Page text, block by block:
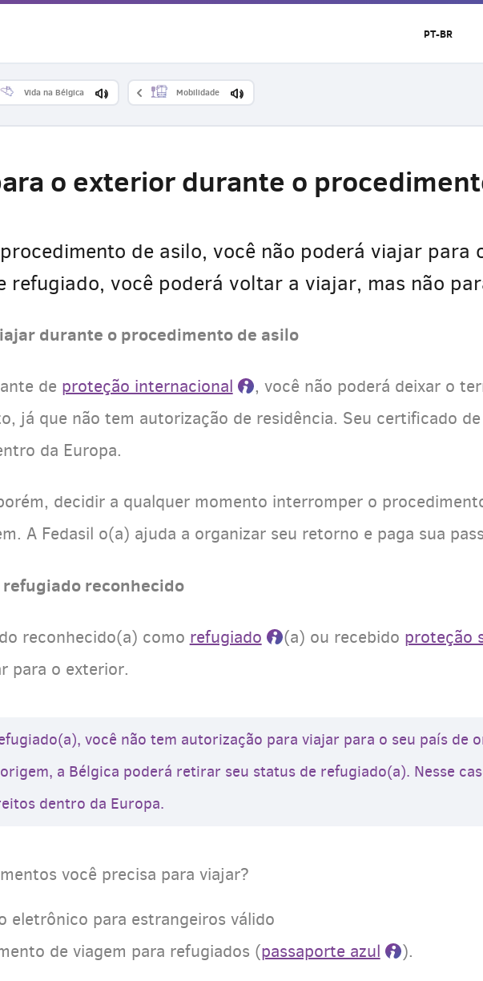
Vida na Bélgica Mobilidade
o exterior durante o
de asilo, você não poderá viajar para
refugiado, você poderá voltar a viajar, mas não
durante o procedimento de asilo
de proteção internacional
, você não poderá deixar o
já que não tem autorização de residência. Seu certificado
da Europa.
decidir a qualquer momento interromper o
A Fedasil o(a) ajuda a organizar seu retorno e paga sua
reconhecido
reconhecido(a) como refugiado (a) ou recebido proteção
para o exterior.
você não tem autorização para viajar para o seu país de
a Bélgica poderá retirar seu status de refugiado(a). Nesse
dentro da Europa.
você precisa para viajar?
eletrônico para estrangeiros válido
de viagem para refugiados (passaporte azul ).
PT-BR